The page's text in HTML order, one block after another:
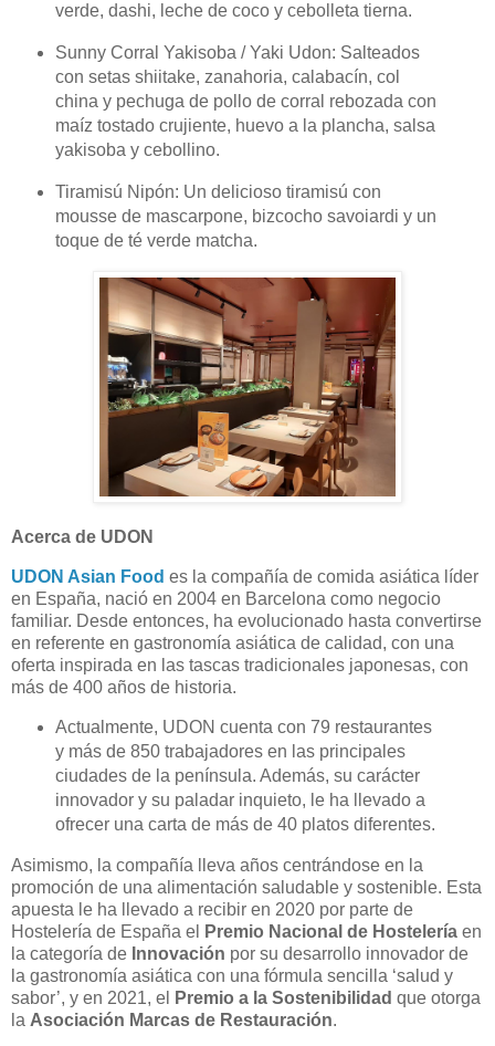
verde, dashi, leche de coco y cebolleta tierna.
Sunny Corral Yakisoba / Yaki Udon: Salteados
con setas shiitake, zanahoria, calabacín, col
china y pechuga de pollo de corral rebozada con
maíz tostado crujiente, huevo a la plancha, salsa
yakisoba y cebollino.
Tiramisú Nipón: Un delicioso tiramisú con
mousse de mascarpone, bizcocho savoiardi y un
toque de té verde matcha.
Acerca de UDON
UDON Asian Food es la compañía de comida asiática líder
en España, nació en 2004 en Barcelona como negocio
familiar. Desde entonces, ha evolucionado hasta convertirse
en referente en gastronomía asiática de calidad, con una
oferta inspirada en las tascas tradicionales japonesas, con
más de 400 años de historia.
Actualmente, UDON cuenta con 79 restaurantes
y más de 850 trabajadores en las principales
ciudades de la península. Además, su carácter
innovador y su paladar inquieto, le ha llevado a
ofrecer una carta de más de 40 platos diferentes.
Asimismo, la compañía lleva años centrándose en la
promoción de una alimentación saludable y sostenible. Esta
apuesta le ha llevado a recibir en 2020 por parte de
Hostelería de España el
Premio Nacional de Hostelería en
la categoría de Innovación por su desarrollo innovador de
la gastronomía asiática con una fórmula sencilla ‘salud y
sabor’, y en 2021, el
Premio a la Sostenibilidad que otorga
la Asociación Marcas de Restauración.